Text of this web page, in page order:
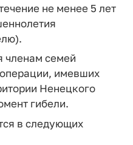
не менее 5 лет
членам семей
имевших
Ненецкого
гибели.
в следующих